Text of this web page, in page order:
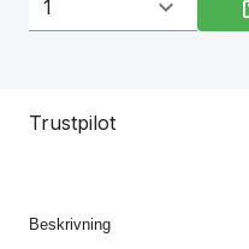
Trustpilot
Beskrivning